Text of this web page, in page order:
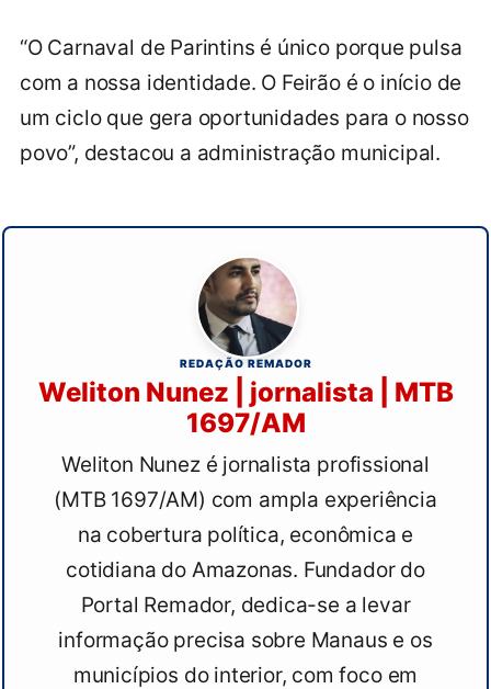
“O Carnaval de Parintins é único porque pulsa
com a nossa identidade. O Feirão é o início de
um ciclo que gera oportunidades para o nosso
povo”, destacou a administração municipal.
REDAÇÃO REMADOR
Weliton Nunez | jornalista | MTB
1697/AM
Weliton Nunez é jornalista profissional
(MTB 1697/AM) com ampla experiência
na cobertura política, econômica e
cotidiana do Amazonas. Fundador do
Portal Remador, dedica-se a levar
informação precisa sobre Manaus e os
municípios do interior, com foco em